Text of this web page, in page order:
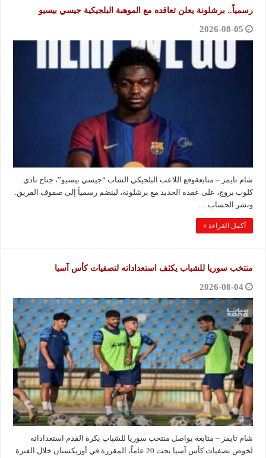
رسمياً.. برشلونة يعلن تعاقده مع الموهبة البلجيكية جيسي بيسيو
2026-08-05
شام تايمز – متابعةوقع اللاعب البلجيكي الشاب “جيسي بيسيو”، جناح نادي
كلوب بروج، على عقده الجديد مع برشلونة، لينضم رسمياً إلى صفوف الفريق.
ونشر الحساب …
أكمل القراءة »
منتخب سوريا للشباب يكثف استعداداته لتصفيات كأس آسيا
2026-08-04
شام تايمز – متابعة يواصل منتخب سوريا للشباب بكرة القدم استعداداته
لخوض تصفيات كأس آسيا تحت 20 عاماً، المقررة في أوزبكستان ‏خلال الفترة